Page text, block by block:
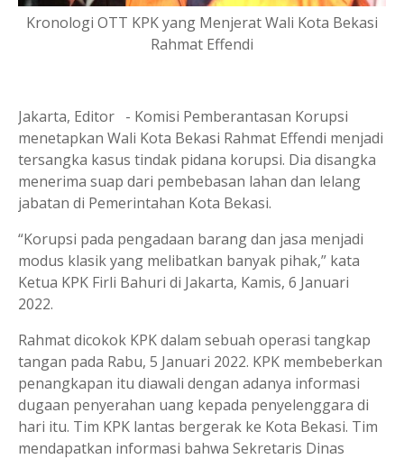
Kronologi OTT KPK yang Menjerat Wali Kota Bekasi
Rahmat Effendi
Jakarta, Editor - Komisi Pemberantasan Korupsi
menetapkan Wali Kota Bekasi Rahmat Effendi menjadi
tersangka kasus tindak pidana korupsi. Dia disangka
menerima suap dari pembebasan lahan dan lelang
jabatan di Pemerintahan Kota Bekasi.
“Korupsi pada pengadaan barang dan jasa menjadi
modus klasik yang melibatkan banyak pihak,” kata
Ketua KPK Firli Bahuri di Jakarta, Kamis, 6 Januari
2022.
Rahmat dicokok KPK dalam sebuah operasi tangkap
tangan pada Rabu, 5 Januari 2022. KPK membeberkan
penangkapan itu diawali dengan adanya informasi
dugaan penyerahan uang kepada penyelenggara di
hari itu. Tim KPK lantas bergerak ke Kota Bekasi. Tim
mendapatkan informasi bahwa Sekretaris Dinas